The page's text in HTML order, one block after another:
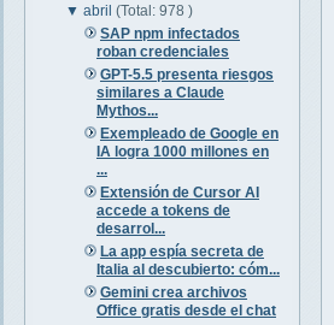
▼abril(Total: 978 )
SAP npm infectados
roban credenciales
GPT-5.5 presenta riesgos
similares a Claude
Mythos...
Exempleado de Google en
IA logra 1000 millones en
...
Extensión de Cursor AI
accede a tokens de
desarrol...
La app espía secreta de
Italia al descubierto: cóm...
Gemini crea archivos
Office gratis desde el chat